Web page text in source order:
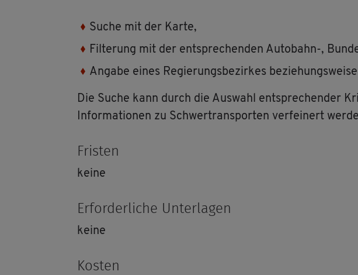
Suche mit der Karte,
Fil­te­rung mit der ent­spre­chen­den Au­to­bahn-,
An­ga­be eines Re­gie­rungs­be­zir­kes
Die Suche kann durch die Aus­wahl ent­spre­chen­der
In­for­ma­tio­nen zu Schwer­trans­por­ten ver­fei­nert
Fris­ten
keine
Er­for­der­li­che Un­ter­la­gen
keine
Kos­ten